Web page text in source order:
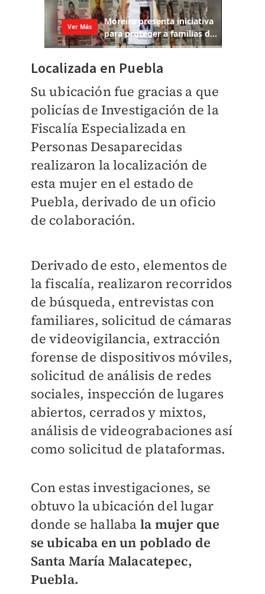
Localizada en Puebla
Su ubicación fue gracias a que
policías de Investigación de la
Fiscalía Especializada en
Personas Desaparecidas
realizaron la localización de
esta mujer en el estado de
Puebla, derivado de un oficio
de colaboración.
Derivado de esto, elementos de
la fiscalía, realizaron recorridos
de búsqueda, entrevistas con
familiares, solicitud de cámaras
de videovigilancia, extracción
forense de dispositivos móviles,
solicitud de análisis de redes
sociales, inspección de lugares
abiertos, cerrados y mixtos,
análisis de videograbaciones así
como solicitud de plataformas.
Con estas investigaciones, se
obtuvo la ubicación del lugar
donde se hallaba la mujer que
se ubicaba en un poblado de
Santa María Malacatepec,
Puebla.